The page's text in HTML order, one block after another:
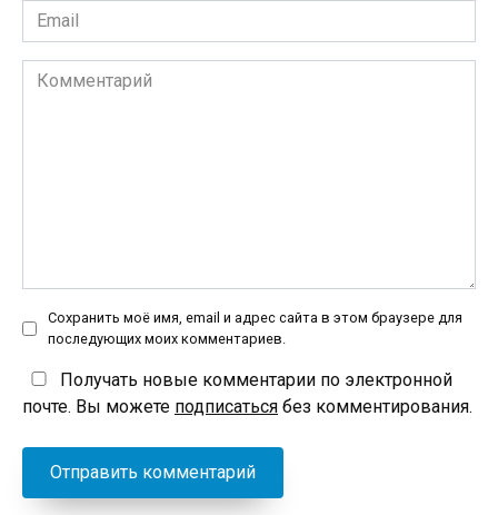
Email
*
Комментарий
Сохранить моё имя, email и адрес сайта в этом браузере для
последующих моих комментариев.
Получать новые комментарии по электронной
почте. Вы можете подписаться без комментирования.